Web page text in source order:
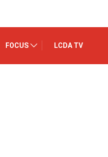
FOCUS LCDA TV